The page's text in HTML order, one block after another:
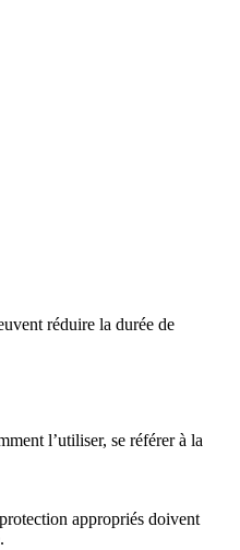
réduire la durée de
l’utiliser, se référer à la
appropriés doivent